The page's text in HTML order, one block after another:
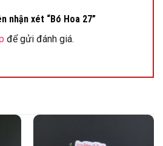
nhận xét “Bó Hoa 27”
để gửi đánh giá.